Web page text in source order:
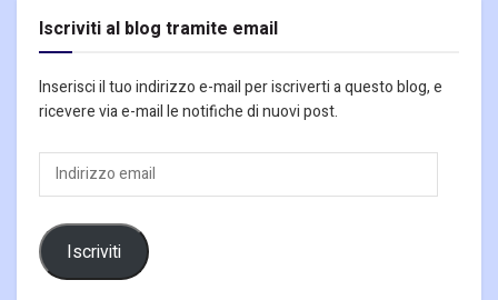
Iscriviti al blog tramite email
Inserisci il tuo indirizzo e-mail per iscriverti a questo blog, e
ricevere via e-mail le notifiche di nuovi post.
Indirizzo
email
Iscriviti